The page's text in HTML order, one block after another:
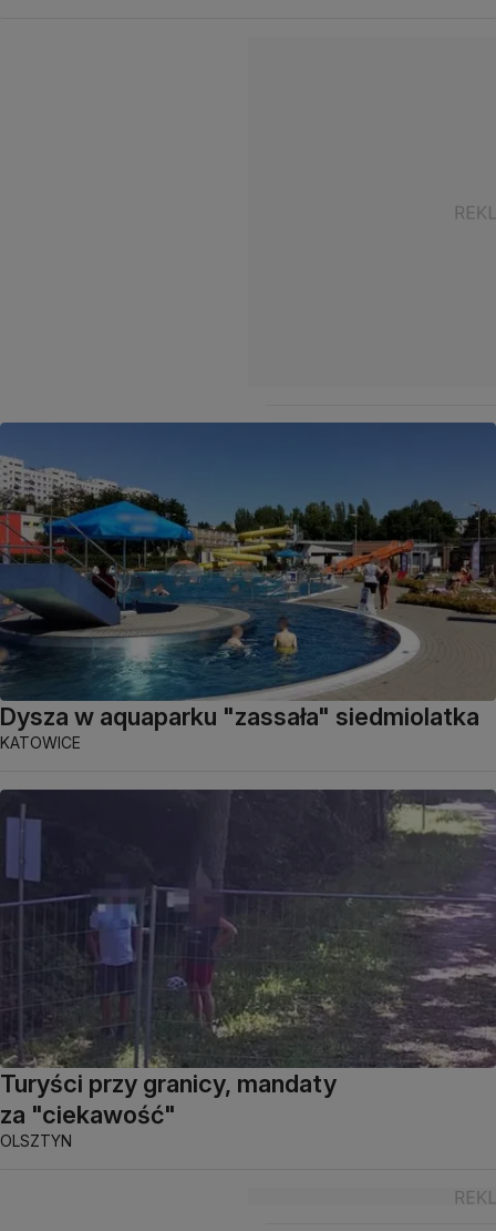
Dysza w aquaparku "zassała" siedmiolatka
KATOWICE
Turyści przy granicy, mandaty
za "ciekawość"
OLSZTYN